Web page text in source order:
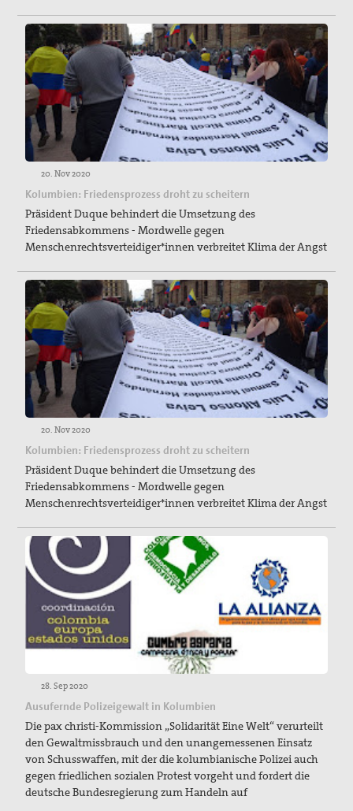
20. Nov 2020
Kolumbien: Friedensprozess droht zu scheitern
Präsident Duque behindert die Umsetzung des
Friedensabkommens - Mordwelle gegen
Menschenrechtsverteidiger*innen verbreitet Klima der Angst
20. Nov 2020
Kolumbien: Friedensprozess droht zu scheitern
Präsident Duque behindert die Umsetzung des
Friedensabkommens - Mordwelle gegen
Menschenrechtsverteidiger*innen verbreitet Klima der Angst
28. Sep 2020
Ausufernde Polizeigewalt in Kolumbien
Die pax christi-Kommission „Solidarität Eine Welt“ verurteilt
den Gewaltmissbrauch und den unangemessenen Einsatz
von Schusswaffen, mit der die kolumbianische Polizei auch
gegen friedlichen sozialen Protest vorgeht und fordert die
deutsche Bundesregierung zum Handeln auf